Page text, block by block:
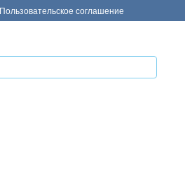
Пользовательское соглашение